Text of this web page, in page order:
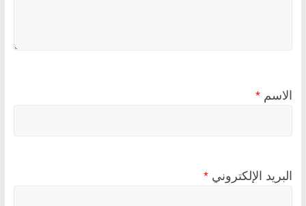
الاسم *
البريد الإلكتروني *